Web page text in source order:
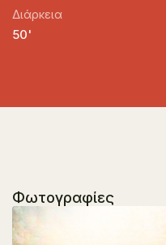
Διάρκεια
50'
Φωτογραφίες